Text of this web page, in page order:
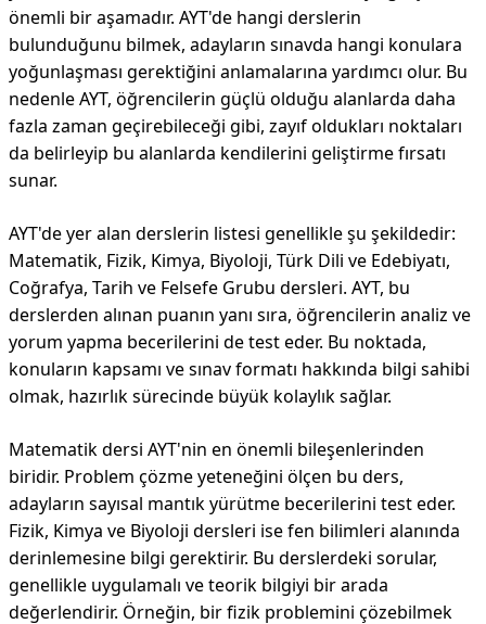
önemli bir aşamadır. AYT'de hangi derslerin
bulunduğunu bilmek, adayların sınavda hangi konulara
yoğunlaşması gerektiğini anlamalarına yardımcı olur. Bu
nedenle AYT, öğrencilerin güçlü olduğu alanlarda daha
fazla zaman geçirebileceği gibi, zayıf oldukları noktaları
da belirleyip bu alanlarda kendilerini geliştirme fırsatı
sunar.
AYT'de yer alan derslerin listesi genellikle şu şekildedir:
Matematik, Fizik, Kimya, Biyoloji, Türk Dili ve Edebiyatı,
Coğrafya, Tarih ve Felsefe Grubu dersleri. AYT, bu
derslerden alınan puanın yanı sıra, öğrencilerin analiz ve
yorum yapma becerilerini de test eder. Bu noktada,
konuların kapsamı ve sınav formatı hakkında bilgi sahibi
olmak, hazırlık sürecinde büyük kolaylık sağlar.
Matematik dersi AYT'nin en önemli bileşenlerinden
biridir. Problem çözme yeteneğini ölçen bu ders,
adayların sayısal mantık yürütme becerilerini test eder.
Fizik, Kimya ve Biyoloji dersleri ise fen bilimleri alanında
derinlemesine bilgi gerektirir. Bu derslerdeki sorular,
genellikle uygulamalı ve teorik bilgiyi bir arada
değerlendirir. Örneğin, bir fizik problemini çözebilmek